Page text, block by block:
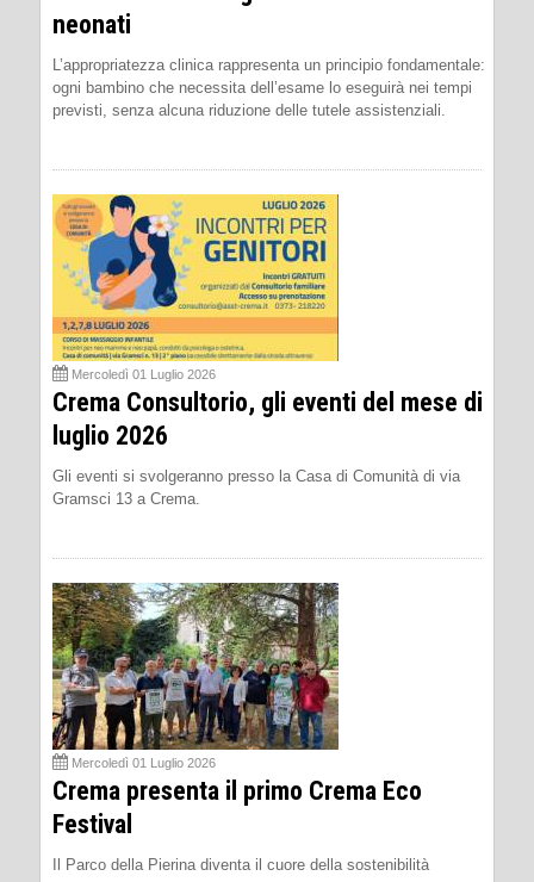
neonati
L’appropriatezza clinica rappresenta un principio fondamentale:
ogni bambino che necessita dell’esame lo eseguirà nei tempi
previsti, senza alcuna riduzione delle tutele assistenziali.
Mercoledì 01 Luglio 2026
Crema Consultorio, gli eventi del mese di
luglio 2026
Gli eventi si svolgeranno presso la Casa di Comunità di via
Gramsci 13 a Crema.
Mercoledì 01 Luglio 2026
Crema presenta il primo Crema Eco
Festival
Il Parco della Pierina diventa il cuore della sostenibilità